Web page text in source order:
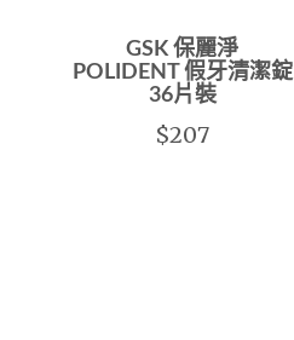
GSK 保麗淨
POLIDENT 假牙清潔錠
36片裝
$207